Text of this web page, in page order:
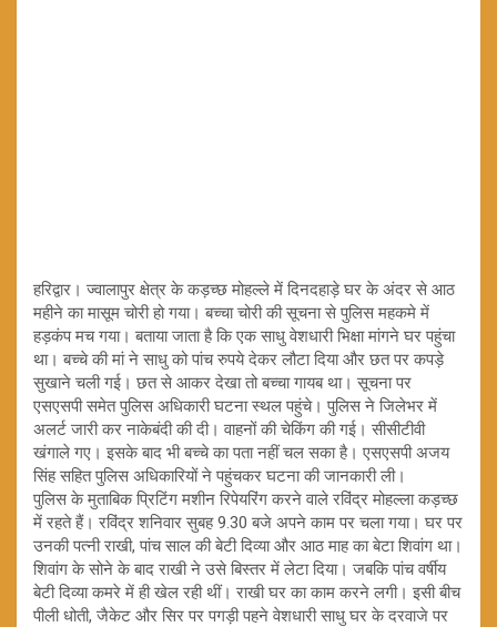
हरिद्वार। ज्वालापुर क्षेत्र के कड़च्छ मोहल्ले में दिनदहाड़े घर के अंदर से आठ
महीने का मासूम चोरी हो गया। बच्चा चोरी की सूचना से पुलिस महकमे में
हड़कंप मच गया। बताया जाता है कि एक साधु वेशधारी भिक्षा मांगने घर पहुंचा
था। बच्चे की मां ने साधु को पांच रुपये देकर लौटा दिया और छत पर कपड़े
सुखाने चली गई। छत से आकर देखा तो बच्चा गायब था। सूचना पर
एसएसपी समेत पुलिस अधिकारी घटना स्थल पहुंचे। पुलिस ने जिलेभर में
अलर्ट जारी कर नाकेबंदी की दी। वाहनों की चेकिंग की गई। सीसीटीवी
खंगाले गए। इसके बाद भी बच्चे का पता नहीं चल सका है। एसएसपी अजय
सिंह सहित पुलिस अधिकारियों ने पहुंचकर घटना की जानकारी ली।
पुलिस के मुताबिक प्रिटिंग मशीन रिपेयरिंग करने वाले रविंद्र मोहल्ला कड़च्छ
में रहते हैं। रविंद्र शनिवार सुबह 9.30 बजे अपने काम पर चला गया। घर पर
उनकी पत्नी राखी, पांच साल की बेटी दिव्या और आठ माह का बेटा शिवांग था।
शिवांग के सोने के बाद राखी ने उसे बिस्तर में लेटा दिया। जबकि पांच वर्षीय
बेटी दिव्या कमरे में ही खेल रही थीं। राखी घर का काम करने लगी। इसी बीच
पीली धोती, जैकेट और सिर पर पगड़ी पहने वेशधारी साधु घर के दरवाजे पर